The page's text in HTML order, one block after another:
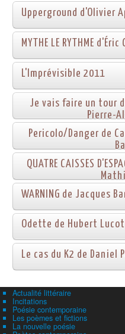
Upperground d'Olivier
MYTHE LE RYTHME
L'Imprévisible 2011
Je vais faire un tour
Pierre-
Pericolo/Danger de
QUATRE CAISSES
WARNING de Jacques
Odette de Hubert Lucot
Le cas du K2 de Daniel
Actualité littéraire
Incitations
Poésie contemporaine
Les poèmes et fictions
La nouvelle poésie